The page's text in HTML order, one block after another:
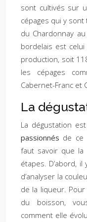
sont cultivés sur
cépages qui y
du Chardonnay
bordelais est
production, soit
les cépages
Cabernet-Franc et
La
La dégustation
passionnés de ce
faut savoir que la
étapes. D’abord,
d’analyser la
de la liqueur.
du boisson,
comment elle